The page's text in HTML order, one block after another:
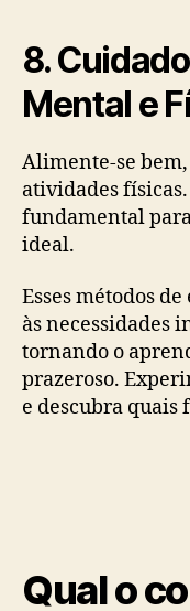
8.
Mental e
Alimente-se
atividades
fundamental
ideal.
Esses métodos
às necessidades
tornando o
prazeroso.
e descubra quais
Qual o